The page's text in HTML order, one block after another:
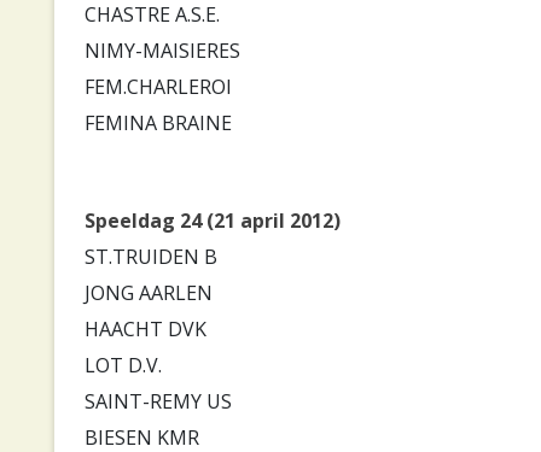
CHASTRE A.S.E.
NIMY-MAISIERES
FEM.CHARLEROI
FEMINA BRAINE
Speeldag 24 (21 april 2012)
ST.TRUIDEN B
JONG AARLEN
HAACHT DVK
LOT D.V.
SAINT-REMY US
BIESEN KMR